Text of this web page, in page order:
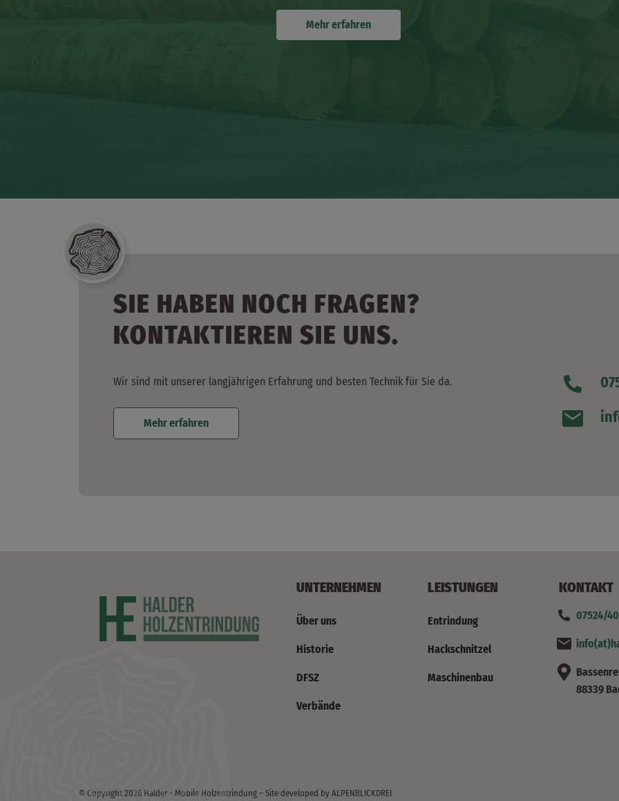
Mehr erfahren
SIE HABEN NOCH FRAGEN?
KONTAKTIEREN SIE UNS.
Wir sind mit unserer langjährigen Erfahrung und besten Technik für Sie da.
Mehr erfahren
UNTERNEHMEN
Über uns
Historie
DFSZ
Verbände
LEISTUNGEN
Entrindung
Hackschnitzel
Maschinenbau
KONTAKT
07524/
88339
© Copyright 2026 Halder - Mobile Holzentrindung – Site developed by ALPENBLICKDREI